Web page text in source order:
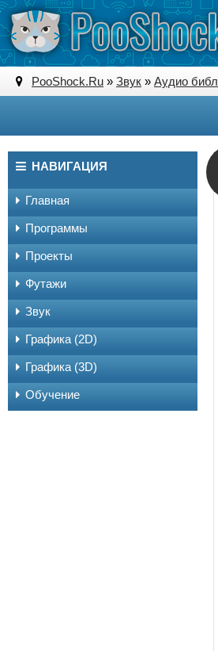
PooShock.Ru » Звук » Аудио
НАВИГАЦИЯ
Главная
Программы
Проекты
Футажи
Звук
Графика (2D)
Графика (3D)
Обучение